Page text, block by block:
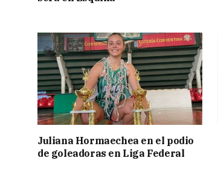
Juliana Hormaechea en el podio
de goleadoras en Liga Federal